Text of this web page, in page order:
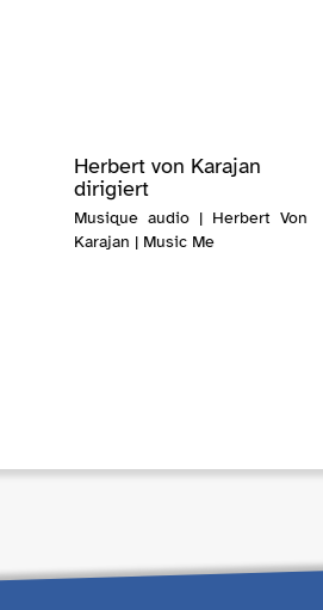
Herbert von Karajan
dirigiert
Musique audio | Herbert Von
Karajan | Music Me